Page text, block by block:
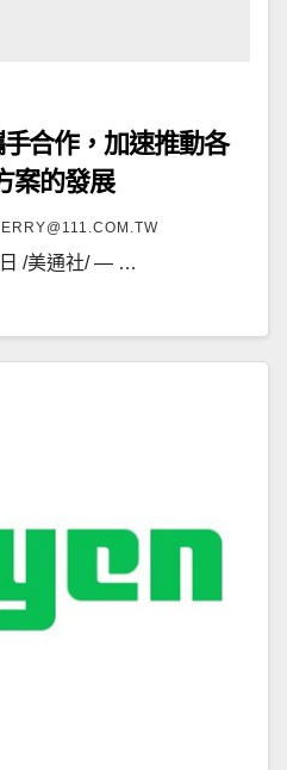
合作，加速推動各
案的發展
日 /美通社/ — …